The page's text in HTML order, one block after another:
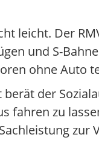
leicht. Der
und S-
ohne Auto
der
zu